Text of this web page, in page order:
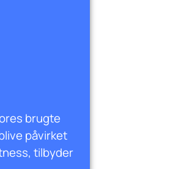
brugte
påvirket
tilbyder